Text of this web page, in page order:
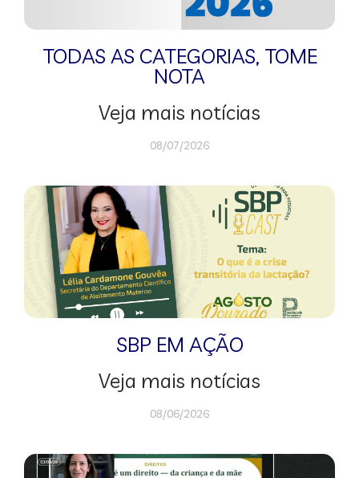
TODAS AS CATEGORIAS, TOME
NOTA
Veja mais notícias
08/07/2026
SBP EM AÇÃO
Veja mais notícias
08/06/2026